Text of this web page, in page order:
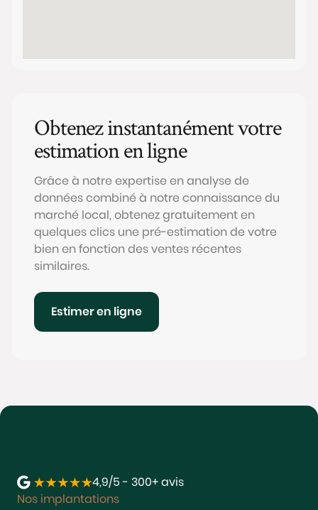
Obtenez instantanément votre
estimation en ligne
Grâce à notre expertise en analyse de
données combiné à notre connaissance du
marché local, obtenez gratuitement en
quelques clics une pré-estimation de votre
bien en fonction des ventes récentes
similaires.
Estimer en ligne
4,9/5 - 300+ avis
Nos implantations